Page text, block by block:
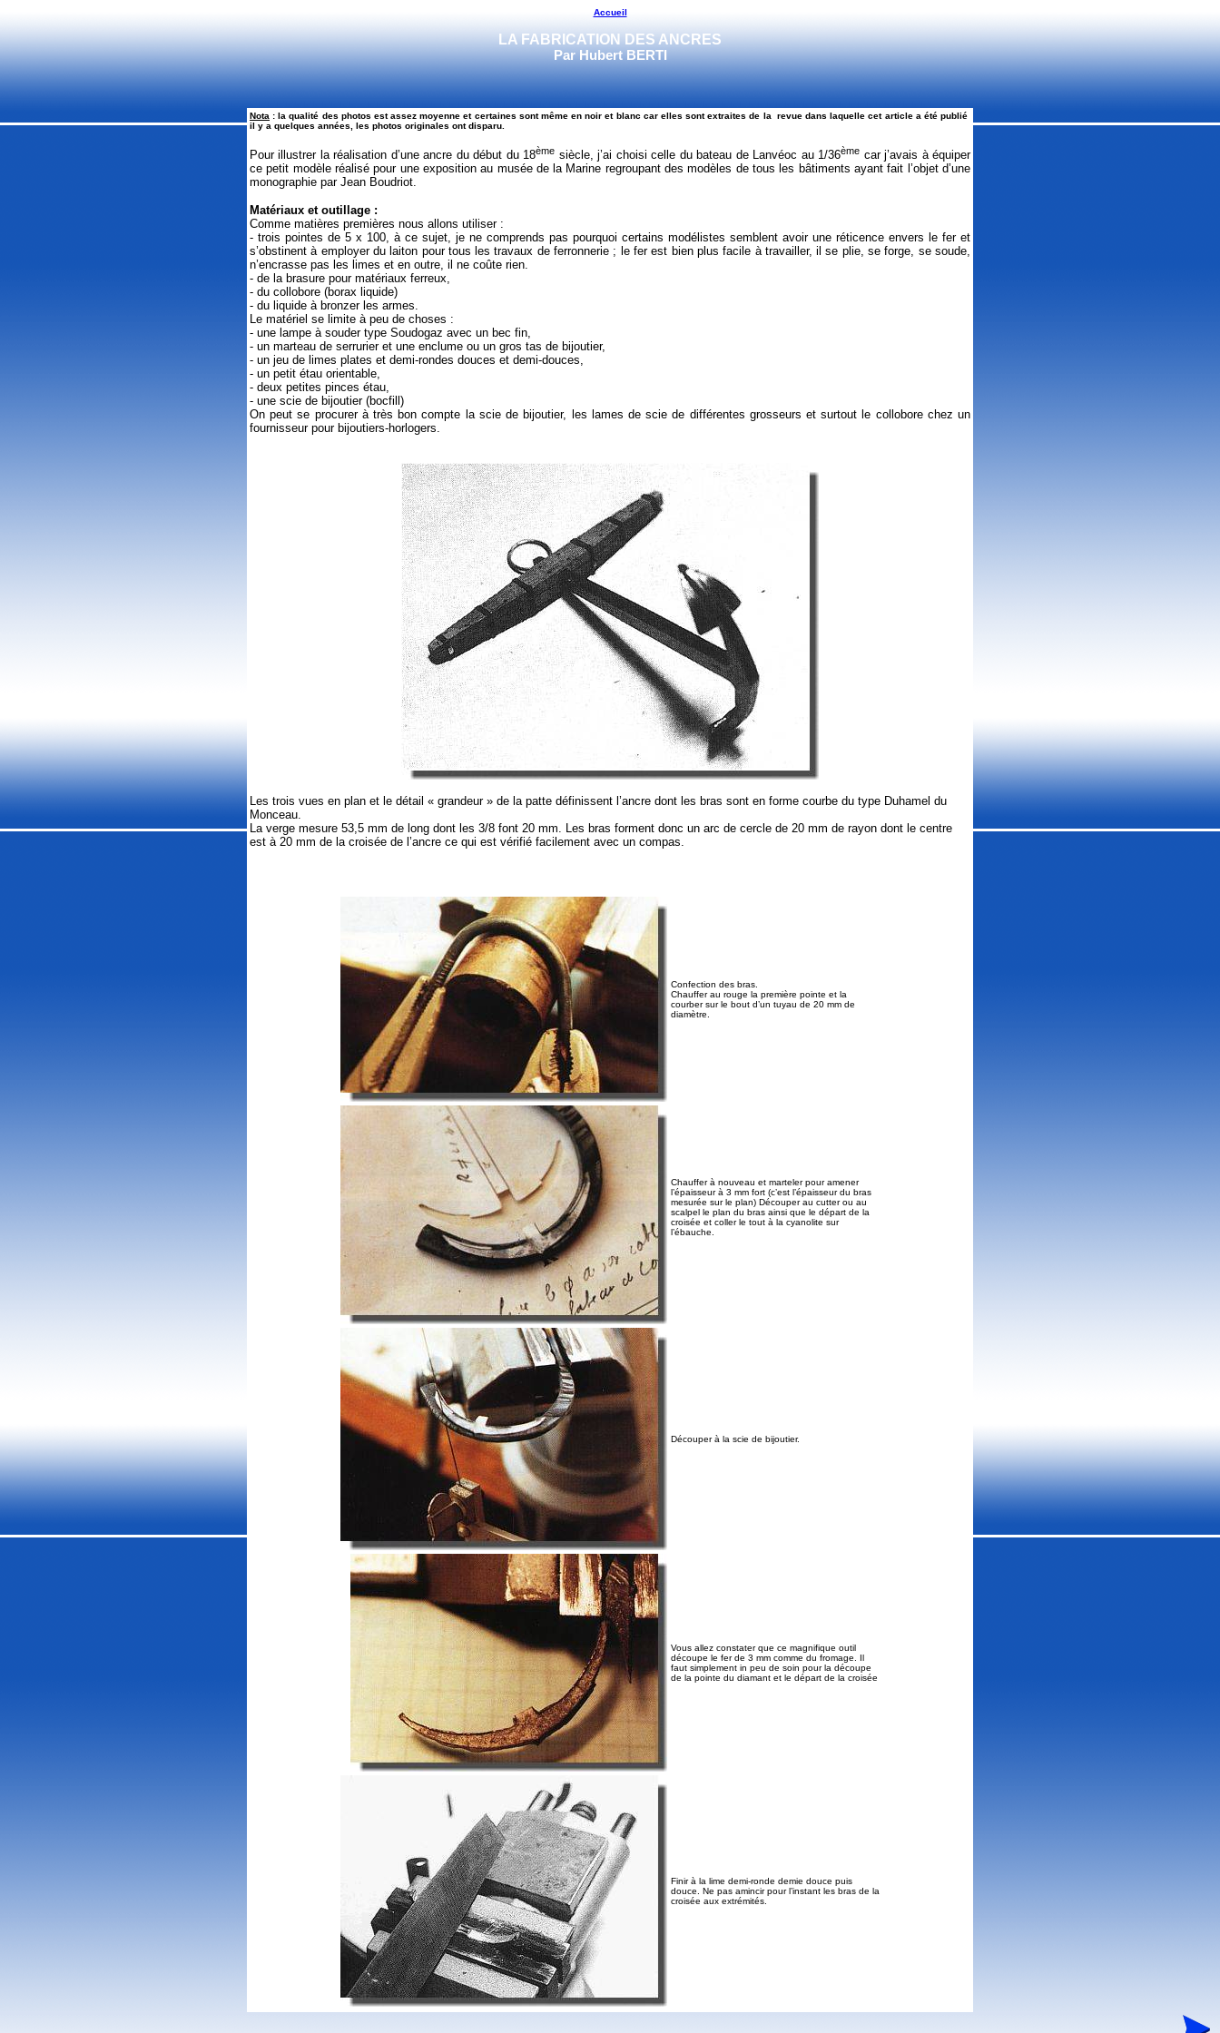
Accueil
LA FABRICATION DES ANCRES
Par Hubert BERTI
Nota : la qualité des photos est assez moyenne et certaines sont même en noir et blanc car elles sont extraites de la revue dans laquelle cet article a été publié
il y a quelques années, les photos originales ont disparu.
Pour illustrer la réalisation d’une ancre du début du 18ème siècle, j’ai choisi celle du bateau de Lanvéoc au 1/36ème car j’avais à équiper
ce petit modèle réalisé pour une exposition au musée de la Marine regroupant des modèles de tous les bâtiments ayant fait l’objet d’une
monographie par Jean Boudriot.
Matériaux et outillage :
Comme matières premières nous allons utiliser :
- trois pointes de 5 x 100, à ce sujet, je ne comprends pas pourquoi certains modélistes semblent avoir une réticence envers le fer et
s’obstinent à employer du laiton pour tous les travaux de ferronnerie ; le fer est bien plus facile à travailler, il se plie, se forge, se soude,
n’encrasse pas les limes et en outre, il ne coûte rien.
- de la brasure pour matériaux ferreux,
- du collobore (borax liquide)
- du liquide à bronzer les armes.
Le matériel se limite à peu de choses :
- une lampe à souder type Soudogaz avec un bec fin,
- un marteau de serrurier et une enclume ou un gros tas de bijoutier,
- un jeu de limes plates et demi-rondes douces et demi-douces,
- un petit étau orientable,
- deux petites pinces étau,
- une scie de bijoutier (bocfill)
On peut se procurer à très bon compte la scie de bijoutier, les lames de scie de différentes grosseurs et surtout le collobore chez un
fournisseur pour bijoutiers-horlogers.
Les trois vues en plan et le détail « grandeur » de la patte définissent l’ancre dont les bras sont en forme courbe du type Duhamel du
Monceau.
La verge mesure 53,5 mm de long dont les 3/8 font 20 mm. Les bras forment donc un arc de cercle de 20 mm de rayon dont le centre
est à 20 mm de la croisée de l’ancre ce qui est vérifié facilement avec un compas.
Confection des bras.
Chauffer au rouge la première pointe et la
courber sur le bout d’un tuyau de 20 mm de
diamètre.
Chauffer à nouveau et marteler pour amener
l’épaisseur à 3 mm fort (c’est l’épaisseur du bras
mesurée sur le plan) Découper au cutter ou au
scalpel le plan du bras ainsi que le départ de la
croisée et coller le tout à la cyanolite sur
l’ébauche.
Découper à la scie de bijoutier.
Vous allez constater que ce magnifique outil
découpe le fer de 3 mm comme du fromage. Il
faut simplement in peu de soin pour la découpe
de la pointe du diamant et le départ de la croisée
Finir à la lime demi-ronde demie douce puis
douce. Ne pas amincir pour l’instant les bras de la
croisée aux extrémités.